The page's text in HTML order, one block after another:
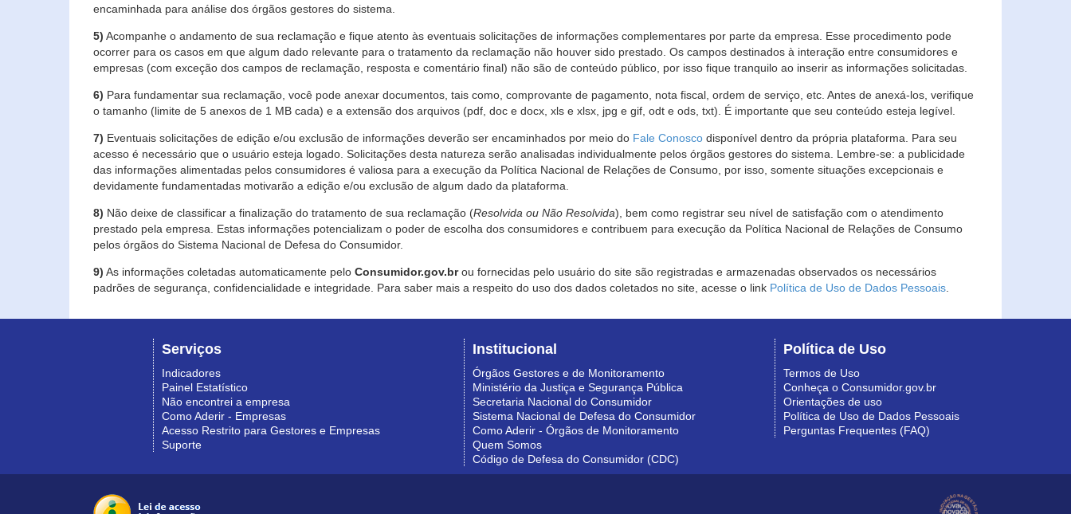
encaminhada para análise dos órgãos gestores do sistema.
5) Acompanhe o andamento de sua reclamação e fique atento às eventuais solicitações de informações complementares por parte da empresa. Esse procedimento pode
ocorrer para os casos em que algum dado relevante para o tratamento da reclamação não houver sido prestado. Os campos destinados à interação entre consumidores e
empresas (com exceção dos campos de reclamação, resposta e comentário final) não são de conteúdo público, por isso fique tranquilo ao inserir as informações solicitadas.
6) Para fundamentar sua reclamação, você pode anexar documentos, tais como, comprovante de pagamento, nota fiscal, ordem de serviço, etc. Antes de anexá-los, verifique
o tamanho (limite de 5 anexos de 1 MB cada) e a extensão dos arquivos (pdf, doc e docx, xls e xlsx, jpg e gif, odt e ods, txt). É importante que seu conteúdo esteja legível.
7) Eventuais solicitações de edição e/ou exclusão de informações deverão ser encaminhados por meio do Fale Conosco disponível dentro da própria plataforma. Para seu
acesso é necessário que o usuário esteja logado. Solicitações desta natureza serão analisadas individualmente pelos órgãos gestores do sistema. Lembre-se: a publicidade
das informações alimentadas pelos consumidores é valiosa para a execução da Política Nacional de Relações de Consumo, por isso, somente situações excepcionais e
devidamente fundamentadas motivarão a edição e/ou exclusão de algum dado da plataforma.
8) Não deixe de classificar a finalização do tratamento de sua reclamação (Resolvida ou Não Resolvida), bem como registrar seu nível de satisfação com o atendimento
prestado pela empresa. Estas informações potencializam o poder de escolha dos consumidores e contribuem para execução da Política Nacional de Relações de Consumo
pelos órgãos do Sistema Nacional de Defesa do Consumidor.
9) As informações coletadas automaticamente pelo Consumidor.gov.brou fornecidas pelo usuário do site são registradas e armazenadas observados os necessários
padrões de segurança, confidencialidade e integridade. Para saber mais a respeito do uso dos dados coletados no site, acesse o link Política de Uso de Dados Pessoais
Serviços
Indicadores
Painel Estatístico
Não encontrei a empresa
Como Aderir - Empresas
Acesso Restrito para Gestores e Empresas
Suporte
Institucional
Órgãos Gestores e de Monitoramento
Ministério da Justiça e Segurança Pública
Secretaria Nacional do Consumidor
Sistema Nacional de Defesa do Consumidor
Como Aderir - Órgãos de Monitoramento
Quem Somos
Código de Defesa do Consumidor (CDC)
Política de Uso
Termos de Uso
Conheça o Consumidor.gov.br
Orientações de uso
Política de Uso de Dados Pessoais
Perguntas Frequentes (FAQ)